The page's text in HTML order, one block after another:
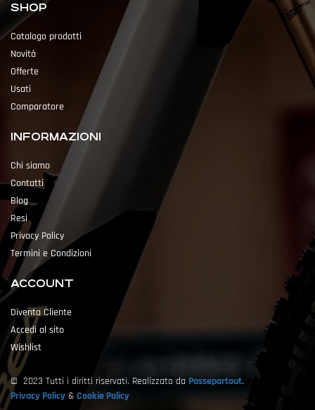
SHOP
Catalogo prodotti
Novità
Offerte
Usati
Comparatore
INFORMAZIONI
Chi siamo
Contatti
Blog
Resi
Privacy Policy
Termini e Condizioni
ACCOUNT
Diventa Cliente
Accedi al sito
Wishlist
© 2023 Tutti i diritti riservati. Realizzato da Passepartout.
Privacy Policy & Cookie Policy